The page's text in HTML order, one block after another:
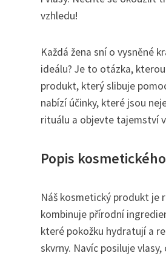
vzhledu!
Každá žena sní o vysněné
ideálu? Je to otázka,
produkt, který slibuje
nabízí účinky, které jsou
rituálu a objevte tajemství
Popis
Náš kosmetický produkt je
kombinuje přírodní
které pokožku hydratují a
skvrny. Navíc posiluje